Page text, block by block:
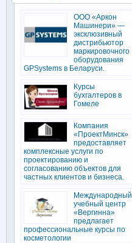
ООО «Аркон
Машинери» —
эксклюзивный
дистрибьютор
маркировочного
оборудования
GPSystems в Беларуси.
Курсы
бухгалтеров в
Гомеле
Компания
«ПроектМинск»
предоставляет
комплексные услуги по
проектированию и
согласованию объектов для
частных клиентов и бизнеса.
Международный
учебный центр
«Вергинна»
предлагает
профессиональные курсы по
косметологии